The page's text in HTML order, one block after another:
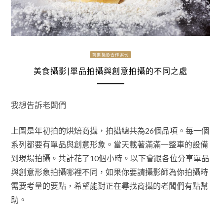
商業攝影合作案例
美食攝影|單品拍攝與創意拍攝的不同之處
我想告訴老闆們
上圖是年初拍的烘焙商攝，拍攝總共為26個品項。每一個
系列都要有單品與創意形象。當天載著滿滿一整車的設備
到現場拍攝。共計花了10個小時。以下會跟各位分享單品
與創意形象拍攝哪裡不同，如果你要請攝影師為你拍攝時
需要考量的要點，希望能對正在尋找商攝的老闆們有點幫
助。